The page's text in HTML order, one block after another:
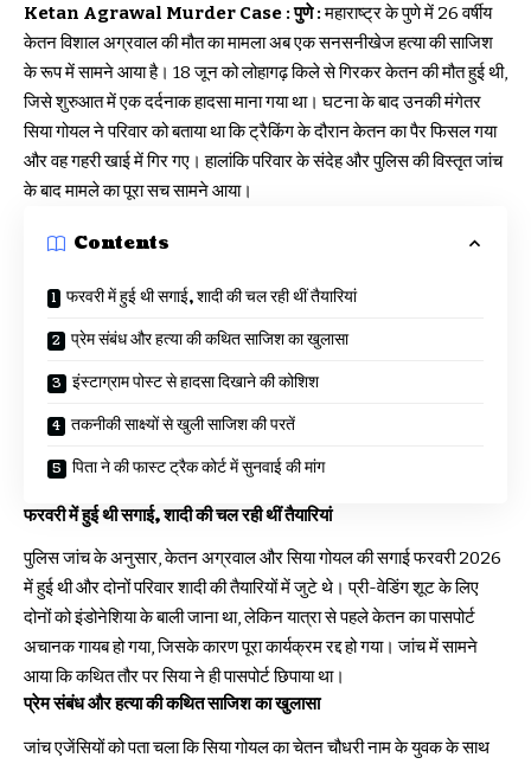
Ketan Agrawal Murder Case : पुणे :महाराष्ट्र के पुणे में 26 वर्षीय
केतन विशाल अग्रवाल की मौत का मामला अब एक सनसनीखेज हत्या की साजिश
के रूप में सामने आया है। 18 जून को लोहागढ़ किले से गिरकर केतन की मौत हुई थी,
जिसे शुरुआत में एक दर्दनाक हादसा माना गया था। घटना के बाद उनकी मंगेतर
सिया गोयल ने परिवार को बताया था कि ट्रैकिंग के दौरान केतन का पैर फिसल गया
और वह गहरी खाई में गिर गए। हालांकि परिवार के संदेह और पुलिस की विस्तृत जांच
के बाद मामले का पूरा सच सामने आया।
Contents
फरवरी में हुई थी सगाई, शादी की चल रही थीं तैयारियां
प्रेम संबंध और हत्या की कथित साजिश का खुलासा
इंस्टाग्राम पोस्ट से हादसा दिखाने की कोशिश
तकनीकी साक्ष्यों से खुली साजिश की परतें
पिता ने की फास्ट ट्रैक कोर्ट में सुनवाई की मांग
फरवरी में हुई थी सगाई, शादी की चल रही थीं तैयारियां
पुलिस जांच के अनुसार, केतन अग्रवाल और सिया गोयल की सगाई फरवरी 2026
में हुई थी और दोनों परिवार शादी की तैयारियों में जुटे थे। प्री-वेडिंग शूट के लिए
दोनों को इंडोनेशिया के बाली जाना था, लेकिन यात्रा से पहले केतन का पासपोर्ट
अचानक गायब हो गया, जिसके कारण पूरा कार्यक्रम रद्द हो गया। जांच में सामने
आया कि कथित तौर पर सिया ने ही पासपोर्ट छिपाया था।
प्रेम संबंध और हत्या की कथित साजिश का खुलासा
जांच एजेंसियों को पता चला कि सिया गोयल का चेतन चौधरी नाम के युवक के साथ